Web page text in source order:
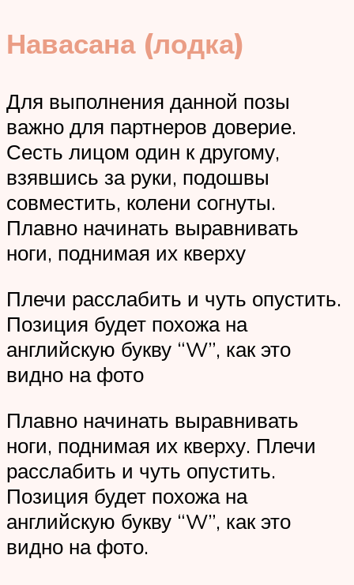
Навасана (лодка)
Для выполнения данной позы
важно для партнеров доверие.
Сесть лицом один к другому,
взявшись за руки, подошвы
совместить, колени согнуты.
Плавно начинать выравнивать
ноги, поднимая их кверху
Плечи расслабить и чуть опустить.
Позиция будет похожа на
английскую букву “W”, как это
видно на фото
Плавно начинать выравнивать
ноги, поднимая их кверху. Плечи
расслабить и чуть опустить.
Позиция будет похожа на
английскую букву “W”, как это
видно на фото.